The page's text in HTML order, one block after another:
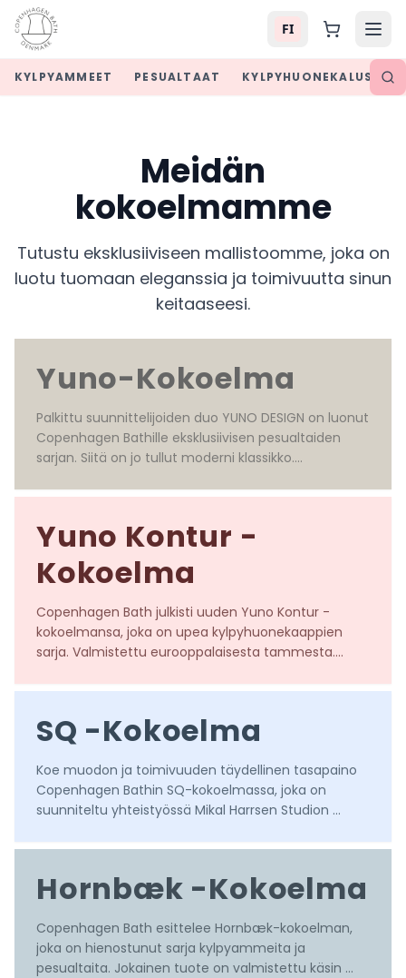
FI
KYLPYAMMEET PESUALTAAT KYLPYHUONEKALUSTEET
Meidän
kokoelmamme
Tutustu eksklusiiviseen mallistoomme, joka on
luotu tuomaan eleganssia ja toimivuutta sinun
keitaaseesi.
Yuno-Kokoelma
Palkittu suunnittelijoiden duo YUNO DESIGN on luonut
Copenhagen Bathille eksklusiivisen pesualtaiden
sarjan. Siitä on jo tullut moderni klassikko.
Suunnittelija: YUNO DESIGN
Yuno Kontur -
Kokoelma
Copenhagen Bath julkisti uuden Yuno Kontur -
kokoelmansa, joka on upea kylpyhuonekaappien
sarja. Valmistettu eurooppalaisesta tammesta.
Suunnittelija: YUNO DESIGN
SQ -Kokoelma
Koe muodon ja toimivuuden täydellinen tasapaino
Copenhagen Bathin SQ-kokoelmassa, joka on
suunniteltu yhteistyössä Mikal Harrsen Studion
Hornbæk -Kokoelma
Copenhagen Bath esittelee Hornbæk-kokoelman,
joka on hienostunut sarja kylpyammeita ja
pesualtaita. Jokainen tuote on valmistettu käsin